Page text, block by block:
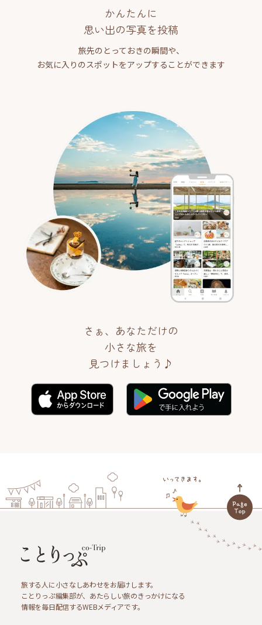
かんたんに
思い出の写真を投稿
旅先のとっておきの瞬間や、
お気に入りのスポットをアップすることができます
さぁ、あなただけの
小さな旅を
見つけましょう♪
旅する人に小さなしあわせをお届けします。
ことりっぷ編集部が、あたらしい旅のきっかけになる
情報を毎日配信するWEBメディアです。